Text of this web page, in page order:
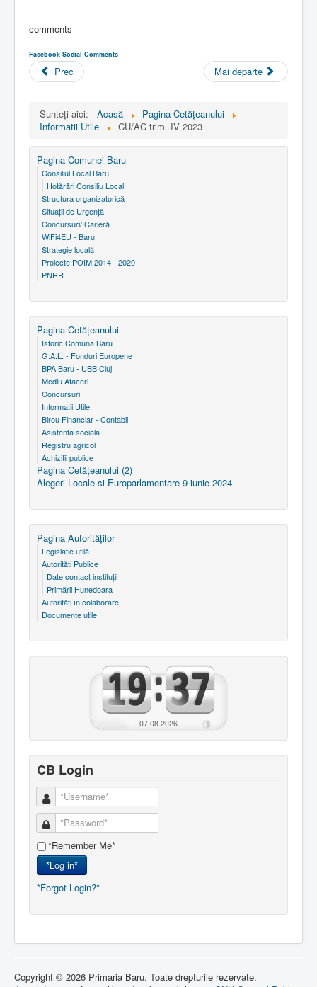
comments
Facebook Social Comments
Prec Mai departe
Sunteți aici: Acasă
Pagina Cetăţeanului
Informatii Utile
CU/AC trim. IV 2023
Pagina Comunei Baru
Consiliul Local Baru
Hotărâri Consiliu Local
Structura organizatorică
Situaţii de Urgenţă
Concursuri/ Carieră
WiFi4EU - Baru
Strategie locală
Proiecte POIM 2014 - 2020
PNRR
Pagina Cetăţeanului
Istoric Comuna Baru
G.A.L. - Fonduri Europene
BPA Baru - UBB Cluj
Mediu Afaceri
Concursuri
Informatii Utile
Birou Financiar - Contabil
Asistenta sociala
Registru agricol
Achizitii publice
Pagina Cetăţeanului (2)
Alegeri Locale si Europarlamentare 9 iunie 2024
Pagina Autorităţilor
Legislaţie utilă
Autorităţi Publice
Date contact instituţii
Primării Hunedoara
Autorităţi în colaborare
Documente utile
07.08.2026
CB Login
*Remember Me*
*Log in*
*Forgot Login?*
Copyright © 2026 Primaria Baru. Toate drepturile rezervate.